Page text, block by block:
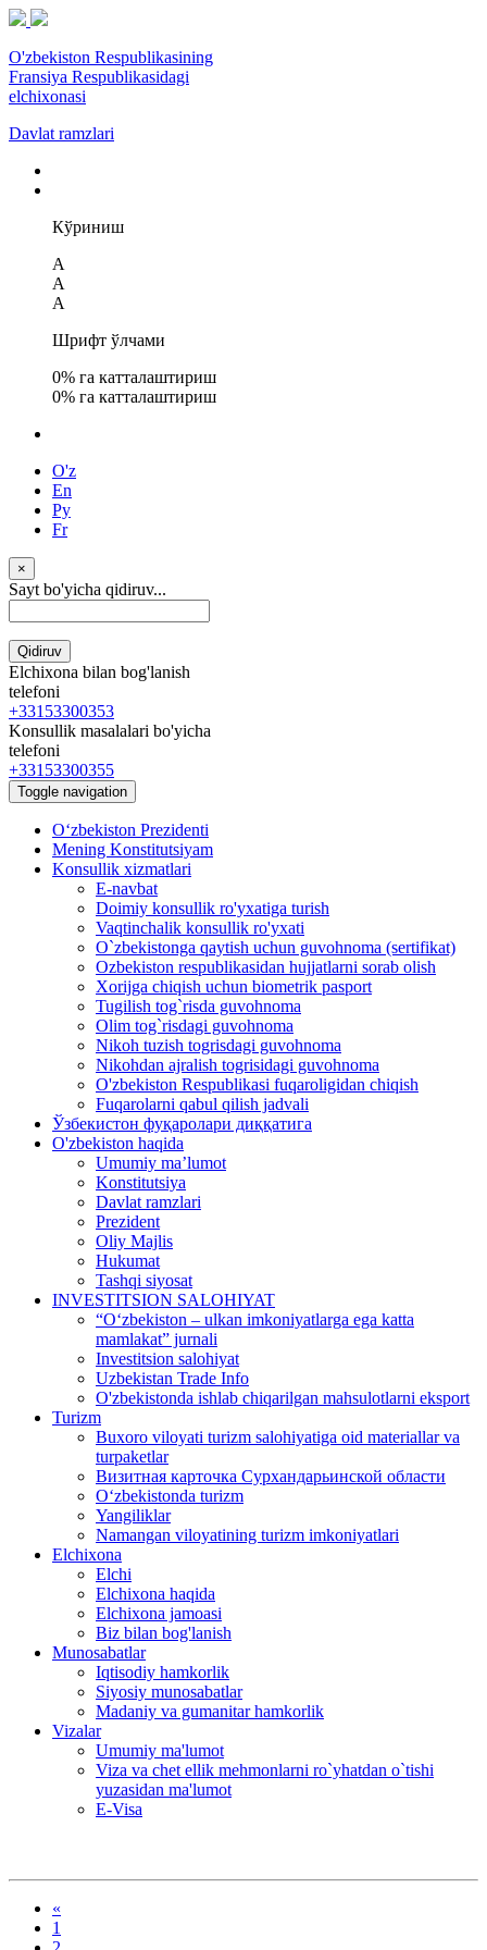
O'zbekiston Respublikasining
Fransiya Respublikasidagi
elchixonasi
Davlat ramzlari
Кўриниш
A
A
A
Шрифт ўлчами
0% га катталаштириш
0% га катталаштириш
O'z
En
Ру
Fr
×
Sayt bo'yicha qidiruv...
Qidiruv
Elchixona bilan bog'lanish
telefoni
+33153300353
Konsullik masalalari bo'yicha
telefoni
+33153300355
Toggle navigation
Oʻzbekiston Prezidenti
Mening Konstitutsiyam
Konsullik xizmatlari
E-navbat
Doimiy konsullik ro'yxatiga turish
Vaqtinchalik konsullik ro'yxati
O`zbekistonga qaytish uchun guvohnoma (sertifikat)
Ozbekiston respublikasidan hujjatlarni sorab olish
Xorijga chiqish uchun biometrik pasport
Tugilish tog`risda guvohnoma
Olim tog`risdagi guvohnoma
Nikoh tuzish togrisdagi guvohnoma
Nikohdan ajralish togrisidagi guvohnoma
O'zbekiston Respublikasi fuqaroligidan chiqish
Fuqarolarni qabul qilish jadvali
Ўзбекистон фуқаролари диққатига
O'zbekiston haqida
Umumiy ma’lumot
Konstitutsiya
Davlat ramzlari
Prezident
Oliy Majlis
Hukumat
Tashqi siyosat
INVESTITSION SALOHIYAT
“Oʻzbekiston – ulkan imkoniyatlarga ega katta
mamlakat” jurnali
Investitsion salohiyat
Uzbekistan Trade Info
O'zbekistonda ishlab chiqarilgan mahsulotlarni eksport
Turizm
Buxoro viloyati turizm salohiyatiga oid materiallar va
turpaketlar
Визитная карточка Сурхандарьинской области
Oʻzbekistonda turizm
Yangiliklar
Namangan viloyatining turizm imkoniyatlari
Elchixona
Elchi
Elchixona haqida
Elchixona jamoasi
Biz bilan bog'lanish
Munosabatlar
Iqtisodiy hamkorlik
Siyosiy munosabatlar
Madaniy va gumanitar hamkorlik
Vizalar
Umumiy ma'lumot
Viza va chet ellik mehmonlarni ro`yhatdan o`tishi
yuzasidan ma'lumot
E-Visa
«
1